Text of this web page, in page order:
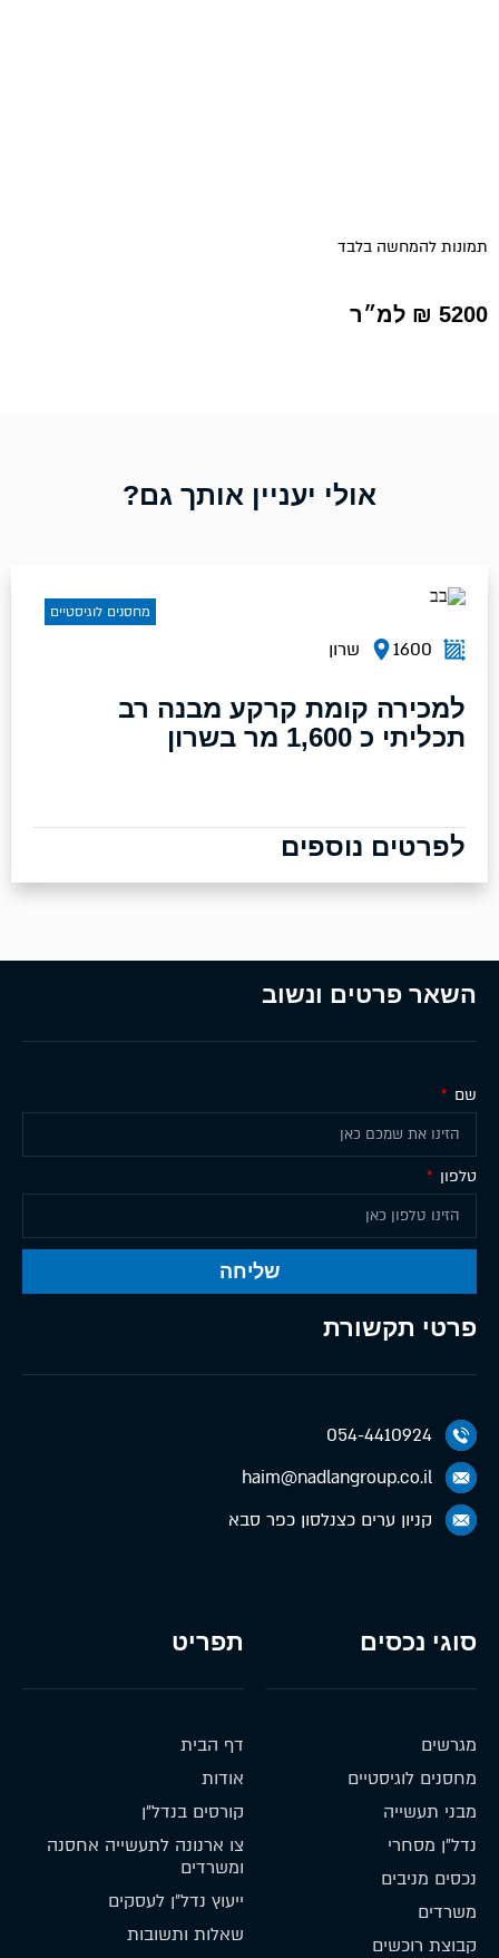
תמונות להמחשה בלבד
5200 ₪ למ״ר
אולי יעניין אותך גם?
1600 שרון
למכירה קומת קרקע מבנה רב
תכליתי כ 1,600 מר בשרון
לפרטים נוספים
מחסנים לוגיסטיים
תפריט
דף הבית
אודות
קורסים בנדל״ן
צו ארנונה לתעשייה אחסנה
ומשרדים
ייעוץ נדל״ן לעסקים
שאלות ותשובות
סוגי נכסים
מגרשים
מחסנים לוגיסטיים
מבני תעשייה
נדל״ן מסחרי
נכסים מניבים
משרדים
קבוצת רוכשים
פרטי תקשורת
054-4410924
haim@nadlangroup.co.il
קניון ערים כצנלסון כפר סבא
השאר פרטים ונשוב
שם
טלפון
שליחה